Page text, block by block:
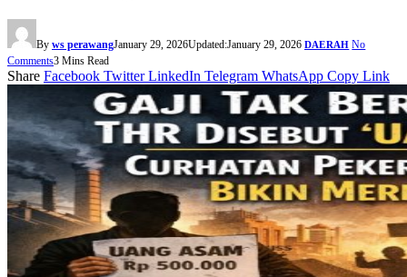
By ws perawangJanuary 29, 2026Updated:January 29, 2026 DAERAH No
Comments3 Mins Read
Share Facebook Twitter LinkedIn Telegram WhatsApp Copy Link